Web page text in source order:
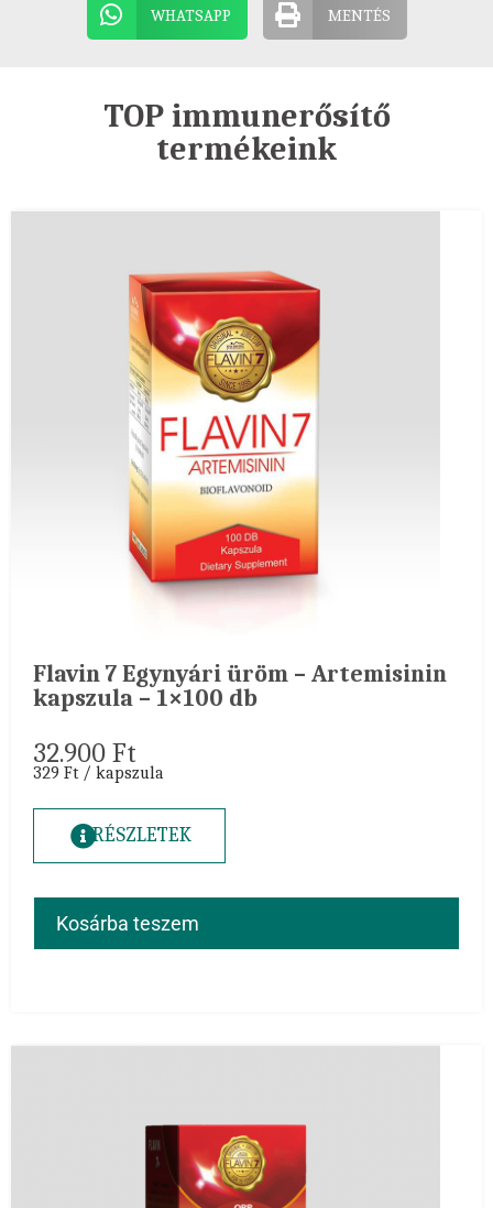
WHATSAPP MENTÉS
TOP immunerősítő
termékeink
Flavin 7 Egynyári üröm – Artemisinin
kapszula – 1×100 db
32.900 Ft
329 Ft / kapszula
RÉSZLETEK
Kosárba teszem